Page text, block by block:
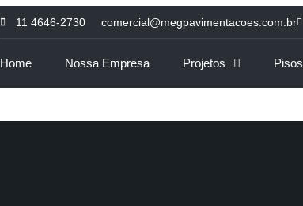
11 4646-2730 comercial@megpavimentacoes.com.br
Home Nossa Empresa Projetos Pisos